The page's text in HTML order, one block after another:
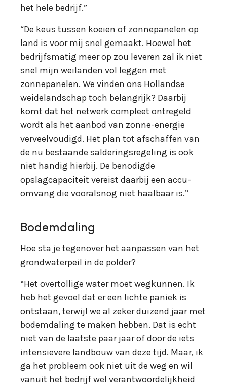
het hele bedrijf.”
“De keus tussen koeien of zonnepanelen op
land is voor mij snel gemaakt. Hoewel het
bedrijfsmatig meer op zou leveren zal ik niet
snel mijn weilanden vol leggen met
zonnepanelen. We vinden ons Hollandse
weidelandschap toch belangrijk? Daarbij
komt dat het netwerk compleet ontregeld
wordt als het aanbod van zonne-energie
verveelvoudigd. Het plan tot afschaffen van
de nu bestaande salderingsregeling is ook
niet handig hierbij. De benodigde
opslagcapaciteit vereist daarbij een accu-
omvang die vooralsnog niet haalbaar is.”
Bodemdaling
Hoe sta je tegenover het aanpassen van het
grondwaterpeil in de polder?
“Het overtollige water moet wegkunnen. Ik
heb het gevoel dat er een lichte paniek is
ontstaan, terwijl we al zeker duizend jaar met
bodemdaling te maken hebben. Dat is echt
niet van de laatste paar jaar of door de iets
intensievere landbouw van deze tijd. Maar, ik
ga het probleem ook niet uit de weg en wil
vanuit het bedrijf wel verantwoordelijkheid